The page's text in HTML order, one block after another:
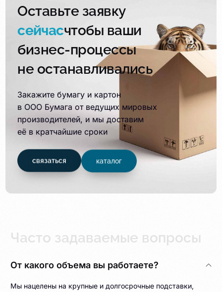
Оставьте заявку
сейчасчтобы ваши
бизнес-процессы
не останавливались
Закажите бумагу и картон
в ООО Бумага от ведущих мировых
производителей, и мы доставим
её в кратчайшие сроки
связаться каталог
Часто задаваемые вопросы
От какого объема вы работаете?
Мы нацелены на крупные и долгосрочные подставки,